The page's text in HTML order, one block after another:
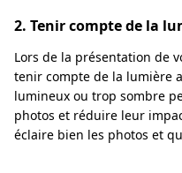
2. Tenir compte de la
Lors de la présentation de
tenir compte de la lumière
lumineux ou trop sombre
photos et réduire leur
éclaire bien les photos et